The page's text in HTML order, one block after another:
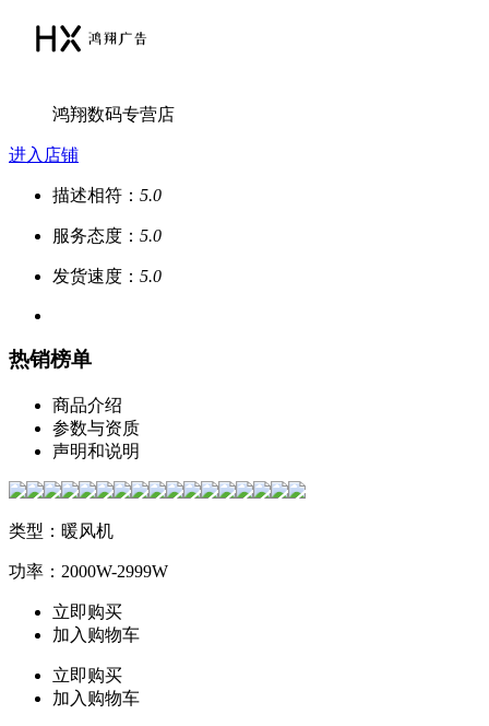
鸿翔数码专营店
进入店铺
描述相符： 5.0
服务态度： 5.0
发货速度： 5.0
热销榜单
商品介绍
参数与资质
声明和说明
类型：暖风机
功率：2000W-2999W
立即购买
加入购物车
立即购买
加入购物车